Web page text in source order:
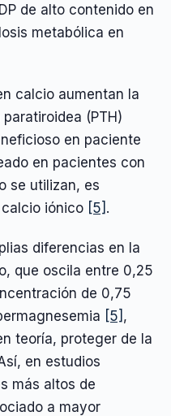
de alto contenido en
metabólica en
calcio aumentan la
(PTH)
en paciente
en pacientes con
se utilizan, es
iónico [5] .
diferencias en la
que oscila entre 0,25
de 0,75
[5] ,
teoría, proteger de la
en estudios
más altos de
a mayor